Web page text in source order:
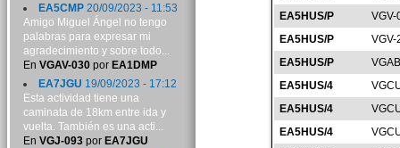
EA5HUS/P
VGV-
EA5HUS/P
VGV-
EA5HUS/P
EA5HUS/4
EA5HUS/4
EA5HUS/4
EA5CMP20/09/2023 - 11:53
Amigo Miguel Ángel no tengo
palabras para expresar mi
agradecimiento y sobre todo...
En VGAV-030por EA1DMP
EA7JGU 19/09/2023 - 17:12
Esta actividad tiene una
caminata de 18km entre ida y
vuelta. También es una acti...
En VGJ-093por EA7JGU